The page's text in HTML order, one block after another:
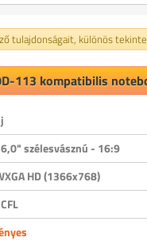
tulajdonságait, különös
113 kompatibilis
szélesvásznú - 16:9
HD (1366x768)